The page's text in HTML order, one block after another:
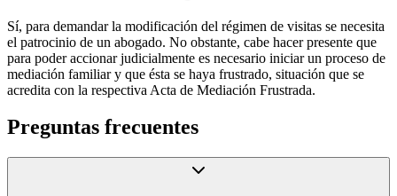
Sí, para demandar la modificación del régimen de visitas se necesita
el patrocinio de un abogado. No obstante, cabe hacer presente que
para poder accionar judicialmente es necesario iniciar un proceso de
mediación familiar y que ésta se haya frustrado, situación que se
acredita con la respectiva Acta de Mediación Frustrada.
Preguntas frecuentes